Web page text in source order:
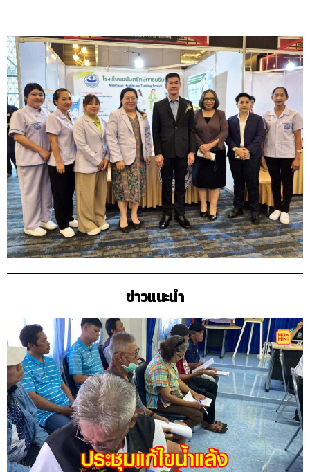
ข่าวแนะนำ